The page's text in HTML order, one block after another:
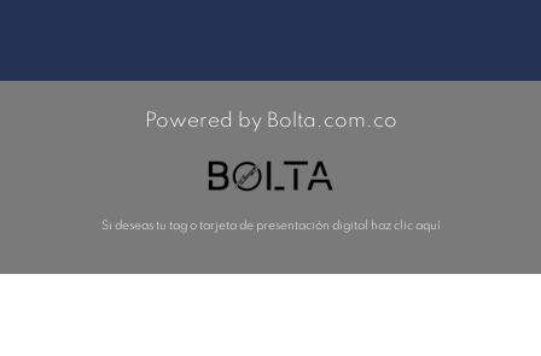
Powered by Bolta.com.co
Si deseas tu tag o tarjeta de presentación digital haz clic aquí